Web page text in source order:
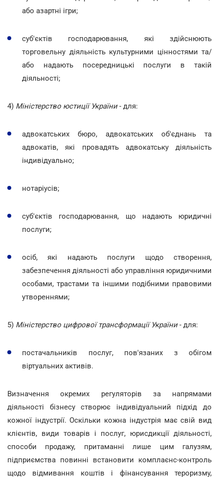
або азартні ігри;
суб'єктів господарювання, які здійснюють
торговельну діяльність культурними цінностями та/
або надають посередницькі послуги в такій
діяльності;
4) Міністерство юстиції України- для:
адвокатських бюро, адвокатських об'єднань та
адвокатів, які провадять адвокатську діяльність
індивідуально;
нотаріусів;
суб'єктів господарювання, що надають юридичні
послуги;
осіб, які надають послуги щодо створення,
забезпечення діяльності або управління юридичними
особами, трастами та іншими подібними правовими
утвореннями;
5) Міністерство цифрової трансформації України- для:
постачальників послуг, пов'язаних з обігом
віртуальних активів.
Визначення окремих регуляторів за напрямами
діяльності бізнесу створює індивідуальний підхід до
кожної індустрії. Оскільки кожна індустрія має свій вид
клієнтів, види товарів і послуг, юрисдикції діяльності,
способи продажу, притаманні лише цим галузям,
підприємства повинні встановити комплаєнс-контроль
щодо відмивання коштів і фінансування тероризму,